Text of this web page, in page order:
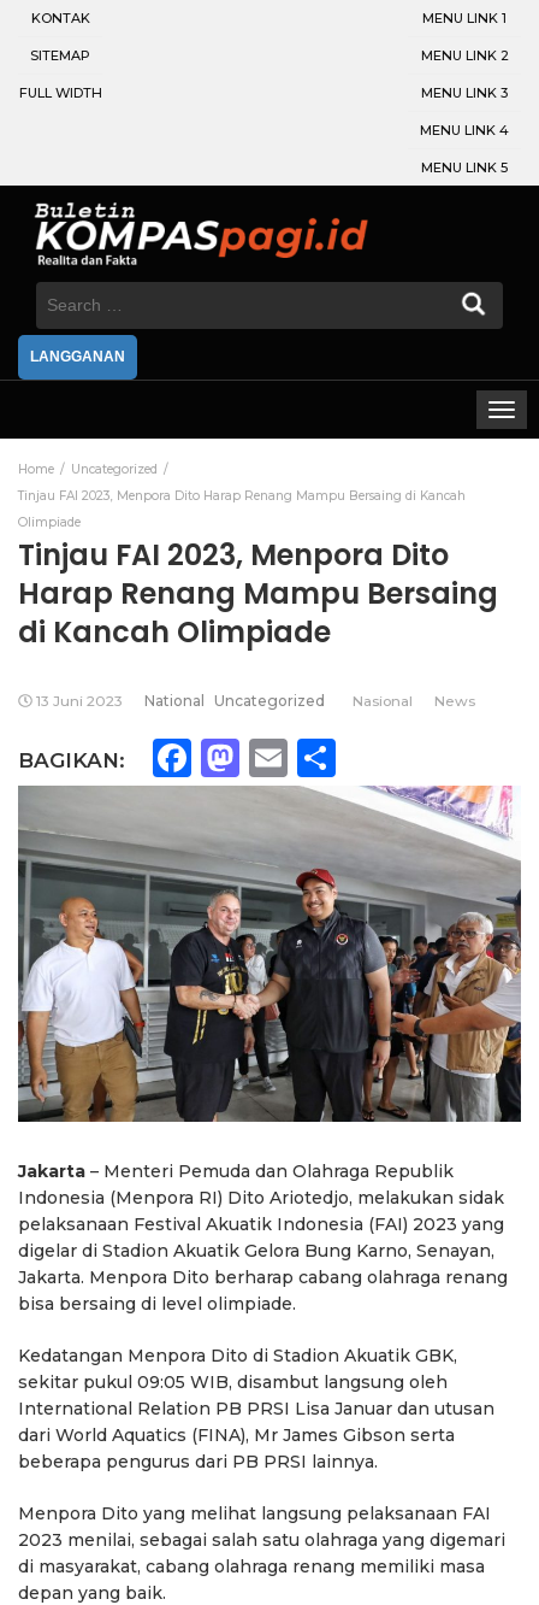
KONTAK
SITEMAP
FULL WIDTH
MENU LINK 1
MENU LINK 2
MENU LINK 3
MENU LINK 4
MENU LINK 5
Search
LANGGANAN
Home
Uncategorized
Tinjau FAI 2023, Menpora Dito Harap Renang Mampu Bersaing di Kancah
Olimpiade
Tinjau FAI 2023, Menpora Dito
Harap Renang Mampu Bersaing
di Kancah Olimpiade
13 Juni 2023 National Uncategorized Nasional News
BAGIKAN: Facebook
Mastodon
Email
Jakarta – Menteri Pemuda dan Olahraga Republik
Indonesia (Menpora RI) Dito Ariotedjo, melakukan sidak
pelaksanaan Festival Akuatik Indonesia (FAI) 2023 yang
digelar di Stadion Akuatik Gelora Bung Karno, Senayan,
Jakarta. Menpora Dito berharap cabang olahraga renang
bisa bersaing di level olimpiade.
Kedatangan Menpora Dito di Stadion Akuatik GBK,
sekitar pukul 09:05 WIB, disambut langsung oleh
International Relation PB PRSI Lisa Januar dan utusan
dari World Aquatics (FINA), Mr James Gibson serta
beberapa pengurus dari PB PRSI lainnya.
Menpora Dito yang melihat langsung pelaksanaan FAI
2023 menilai, sebagai salah satu olahraga yang digemari
di masyarakat, cabang olahraga renang memiliki masa
depan yang baik.